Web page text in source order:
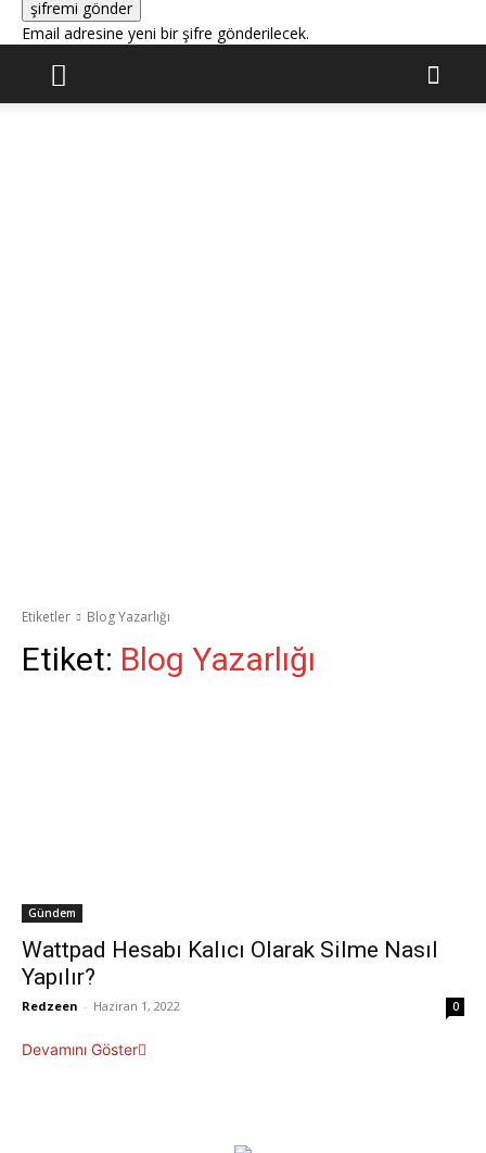
Email adresine yeni bir şifre gönderilecek.
Etiketler Blog Yazarlığı
Etiket: Blog Yazarlığı
Gündem
Wattpad Hesabı Kalıcı Olarak Silme Nasıl
Yapılır?
Redzeen - Haziran 1, 2022 0
Devamını Göster